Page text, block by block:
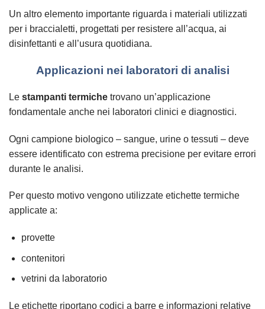
Un altro elemento importante riguarda i materiali utilizzati
per i braccialetti, progettati per resistere all’acqua, ai
disinfettanti e all’usura quotidiana.
Applicazioni nei laboratori di analisi
Le stampanti termiche trovano un’applicazione
fondamentale anche nei laboratori clinici e diagnostici.
Ogni campione biologico – sangue, urine o tessuti – deve
essere identificato con estrema precisione per evitare errori
durante le analisi.
Per questo motivo vengono utilizzate etichette termiche
applicate a:
provette
contenitori
vetrini da laboratorio
Le etichette riportano codici a barre e informazioni relative